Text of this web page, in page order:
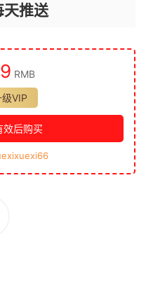
天推送
RMB
VIP
效后购买